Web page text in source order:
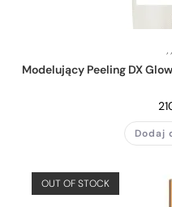
,
Modelujący Peeling DX
Dodaj
OUT OF STOCK